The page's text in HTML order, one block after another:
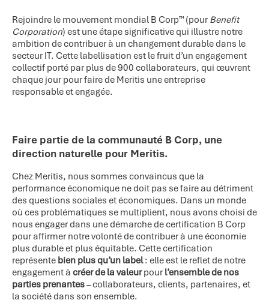
Rejoindre le mouvement mondial B Corp™ (pour Benefit
Corporation) est une étape significative qui illustre notre
ambition de contribuer à un changement durable dans le
secteur IT. Cette labellisation est le fruit d’un engagement
collectif porté par plus de 900 collaborateurs, qui œuvrent
chaque jour pour faire de Meritis une entreprise
responsable et engagée.
Faire partie de la communauté B Corp, une
direction naturelle pour Meritis.
Chez Meritis, nous sommes convaincus que la
performance économique ne doit pas se faire au détriment
des questions sociales et économiques. Dans un monde
où ces problématiques se multiplient, nous avons choisi de
nous engager dans une démarche de certification B Corp
pour affirmer notre volonté de contribuer à une économie
plus durable et plus équitable. Cette certification
représente bien plus qu’un label: elle est le reflet de notre
engagement à créer de la valeurpour l’ensemble de nos
parties prenantes– collaborateurs, clients, partenaires, et
la société dans son ensemble.